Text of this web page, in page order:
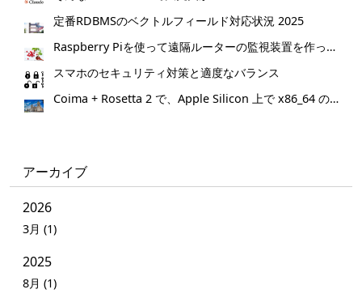
定番RDBMSのベクトルフィールド対応状況 2025
Raspberry Piを使って遠隔ルーターの監視装置を作ってみた。
スマホのセキュリティ対策と適度なバランス
Coima + Rosetta 2 で、Apple Silicon 上で x86_64 の Docker イメージをビルドする (Docker desktop やめる)
アーカイブ
2026
3月 (1)
2025
8月 (1)